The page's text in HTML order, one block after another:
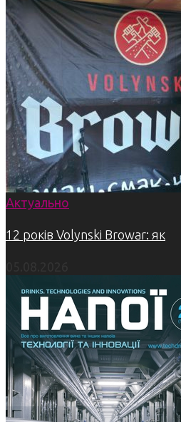
Актуально
12 років Volynski Browar: як